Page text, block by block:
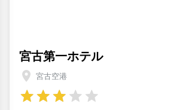
宮古第一ホテル
宮古空港